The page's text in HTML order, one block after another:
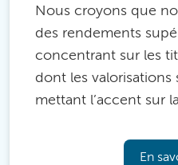
Nous croyons que
des rendements
concentrant sur les
dont les valorisations
mettant l’accent sur
En